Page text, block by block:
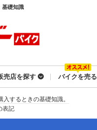
基礎知識
売店を探す バイクを売る
するときの基礎知識。
表記